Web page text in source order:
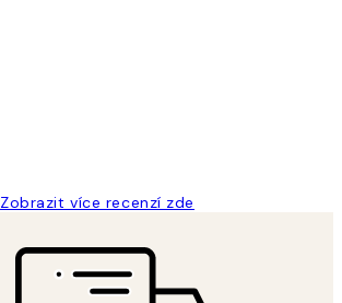
Zobrazit více recenzí zde